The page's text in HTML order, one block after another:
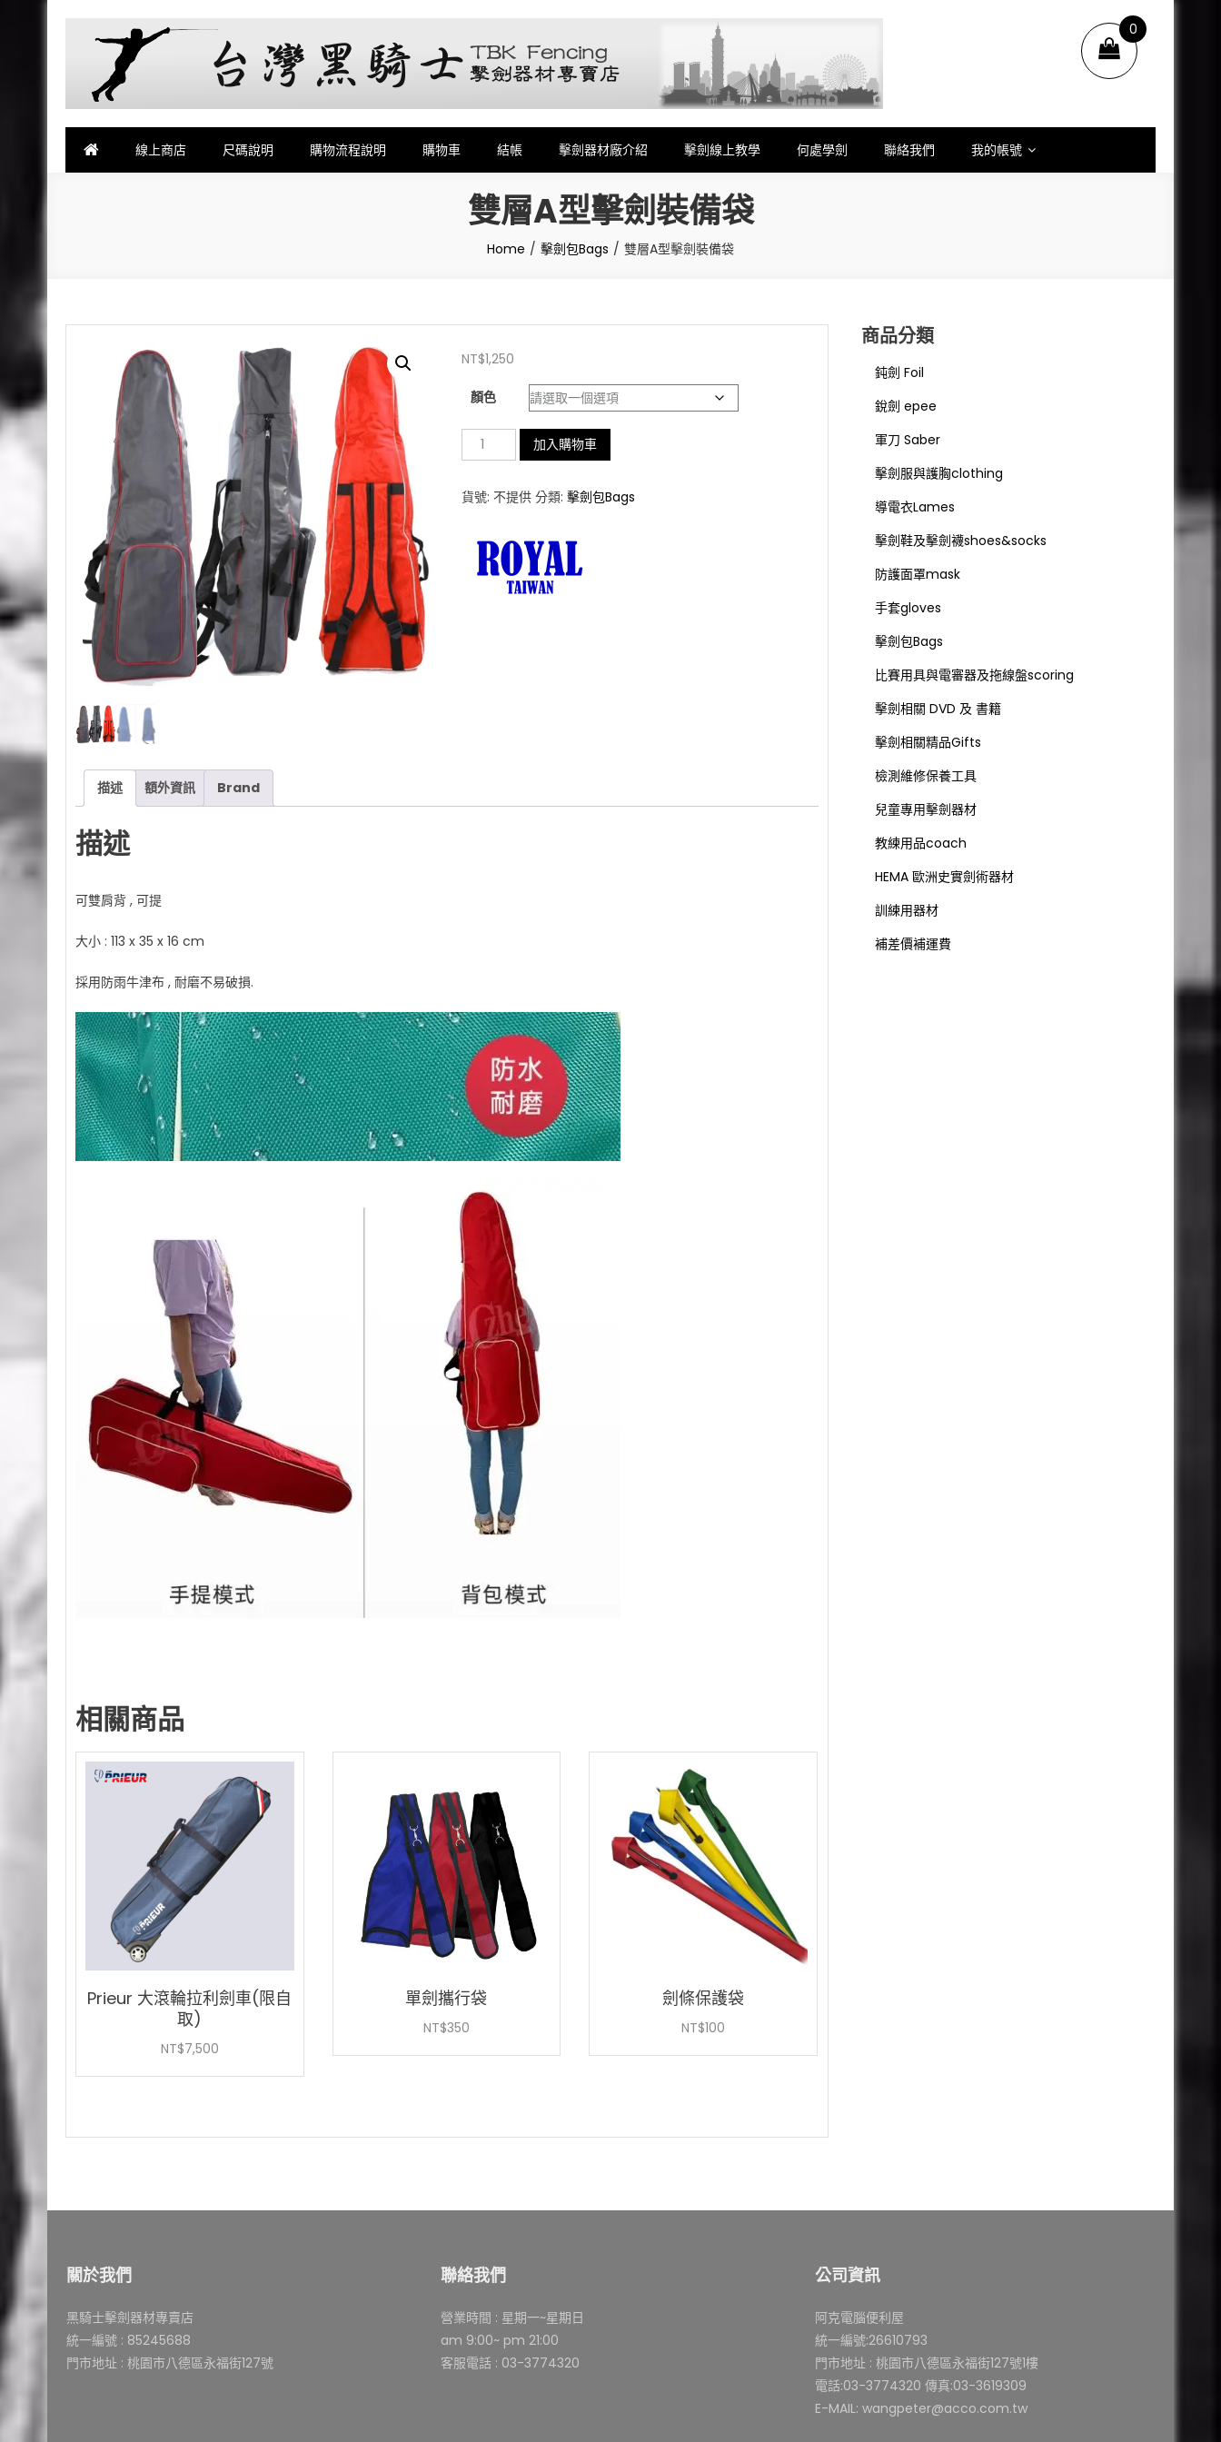
0
items
線上商店 尺碼說明 購物流程說明 購物車 結帳 擊劍器材廠介紹 擊劍線上教學 何處學劍 聯絡我們 我的帳號
雙層A型擊劍裝備袋
Home 擊劍包Bags 雙層A型擊劍裝備袋
NT$1,250
顏色
層
型
加入購物車
貨號: 不提供 分類:擊劍包Bags
描述 額外資訊 Brand
描述
可雙肩背 , 可提
大小 : 113 x 35 x 16 cm
採用防雨牛津布 , 耐磨不易破損.
相關商品
Prieur 大滾輪拉利劍車(限自
取)
NT$7,500
單劍攜行袋
NT$350
劍條保護袋
NT$100
商品分類
鈍劍 Foil
銳劍 epee
軍刀 Saber
擊劍服與護胸clothing
導電衣Lames
擊劍鞋及擊劍襪shoes&socks
防護面罩mask
手套gloves
擊劍包Bags
比賽用具與電審器及拖線盤scoring
擊劍相關 DVD 及 書籍
擊劍相關精品Gifts
檢測維修保養工具
兒童專用擊劍器材
教練用品coach
HEMA 歐洲史實劍術器材
訓練用器材
補差價補運費
關於我們
黑騎士擊劍器材專賣店
統一編號 : 85245688
門市地址 : 桃園市八德區永福街127號
聯絡我們
營業時間 : 星期一~星期日
am 9:00~ pm 21:00
客服電話 : 03-3774320
公司資訊
阿克電腦便利屋
統一編號:26610793
門市地址 : 桃園市八德區永福街127號1樓
電話:03-3774320 傳真:03-3619309
E-MAIL: wangpeter@acco.com.tw